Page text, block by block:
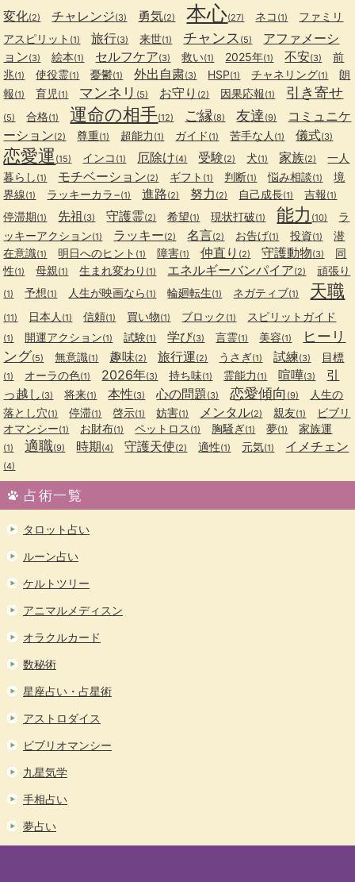
変化(2) チャレンジ(3) 勇気(2) 本心(27) ネコ (1)
ファミリ
アスピリット (1) 旅行(3) 来世(1) チャンス (5)
アファメーシ
ョン(3) 絵本(1) セルフケア(3) 救い(1) 2025年(1) 不安(3)
前
兆(1) 使役霊(1) 憂鬱(1) 外出自粛(3) HSP(1) チャネリング(1)
朗
報(1) 育児 (1) マンネリ (5) お守り (2) 因果応報(1) 引き寄せ
(5) 合格(1) 運命の相手(12) ご縁(8) 友達 (9)
コミュニケ
ーション(2) 尊重(1) 超能力 (1) ガイド (1) 苦手な人 (1) 儀式(3)
恋愛運 (15) インコ (1) 厄除け(4) 受験(2) 犬(1) 家族(2)
一人
暮らし (1) モチベーション(2) ギフト (1) 判断(1) 悩み相談(1)
境
界線(1) ラッキーカラ−(1) 進路(2) 努力 (2) 自己成長(1) 吉報(1)
停滞期(1) 先祖 (3) 守護霊(2) 希望(1) 現状打破(1) 能力 (10)
ラ
ッキーアクション(1) ラッキー(2) 名言(2) お告げ(1) 投資(1)
潜
在意識(1) 明日へのヒント (1) 障害(1) 仲直り (2) 守護動物(3)
同
性(1) 母親(1) 生まれ変わり (1) エネルギーバンパイア(2) 頑張り
(1) 予想(1) 人生が映画なら (1) 輪廻転生(1) ネガティブ(1) 天職
(11) 日本人 (1) 信頼(1) 買い物(1) ブロック (1) スピリットガイド
(1) 開運アクション(1) 試験(1) 学び(3) 言霊(1) 美容(1)
ヒーリ
ング(5) 無意識(1) 趣味(2) 旅行運(2) うさぎ(1) 試練(3) 目標
(1) オーラの色(1) 2026年(3) 持ち味(1) 霊能力 (1) 喧嘩(3)
引
っ越し (3) 将来(1) 本性(3) 心の問題(3) 恋愛傾向 (9)
人生の
落とし穴(1) 停滞(1) 啓示(1) 妨害(1) メンタル(2) 親友(1)
ビブリ
オマンシー(1) お財布(1) ペットロス (1) 胸騒ぎ(1) 夢(1) 家族運
(1) 適職(9) 時期(4) 守護天使(2) 適性(1) 元気(1) イメチェン
(4)
占術一覧
タロット占い
ルーン占い
ケルトツリー
アニマルメディスン
オラクルカード
数秘術
星座占い・占星術
アストロダイス
ビブリオマンシー
九星気学
手相占い
夢占い